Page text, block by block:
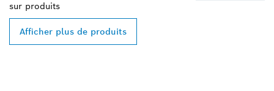
sur produits
Afficher plus de produits